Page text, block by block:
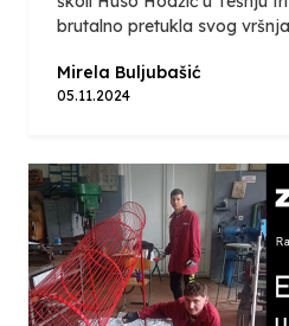
brutalno pretukla svog
Mirela Buljubašić
05.11.2024